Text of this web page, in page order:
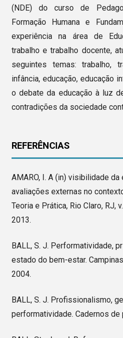
(NDE) do curso de
Formação Humana e
experiência na área de
trabalho e trabalho docente,
seguintes temas: trabalho,
infância, educação, educação
o debate da educação à luz
contradições da sociedade
REFERÊNCIAS
AMARO, I. A (in) visibilidade
avaliações externas no
Teoria e Prática, Rio Claro, RJ,
2013.
BALL, S. J. Performatividade,
estado do bem-estar.
2004.
BALL, S. J. Profissionalismo,
performatividade. Cadernos de